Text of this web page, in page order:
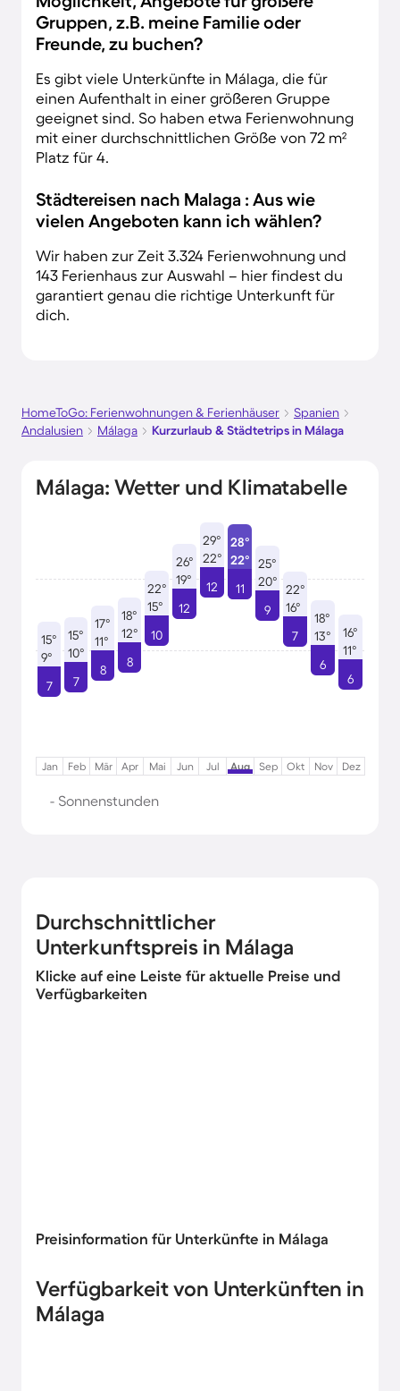
Gruppen, z.B. meine Familie oder
Freunde, zu buchen?
Es gibt viele Unterkünfte in Málaga, die für
einen Aufenthalt in einer größeren Gruppe
geeignet sind. So haben etwa Ferienwohnung
mit einer durchschnittlichen Größe von 72 m²
Platz für 4.
Städtereisen nach Malaga : Aus wie
vielen Angeboten kann ich wählen?
Wir haben zur Zeit 3.324 Ferienwohnung und
143 Ferienhaus zur Auswahl – hier findest du
garantiert genau die richtige Unterkunft für
dich.
HomeToGo: Ferienwohnungen & Ferienhäuser
Spanien
Andalusien
Málaga Kurzurlaub & Städtetrips in Málaga
Málaga: Wetter und Klimatabelle
15°
9°
7
15°
10°
7
17°
11°
8
18°
12°
8
22°
15°
10
26°
19°
12
29°
22°
12
28°
22°
11
25°
20°
9
22°
16°
7
18°
13°
6
16°
11°
6
Jan Feb Mär Apr Mai Jun Jul Aug Sep Okt Nov Dez
- Sonnenstunden
Durchschnittlicher
Unterkunftspreis in Málaga
Klicke auf eine Leiste für aktuelle Preise und
Verfügbarkeiten
Preisinformation für Unterkünfte in Málaga
Verfügbarkeit von Unterkünften in
Málaga